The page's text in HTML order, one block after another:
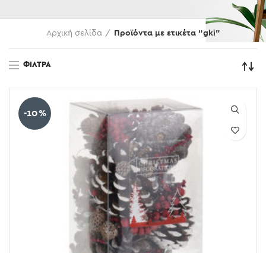
Αρχική σελίδα Προϊόντα με ετικέτα “gki”
ΦΊΛΤΡΑ
-10%